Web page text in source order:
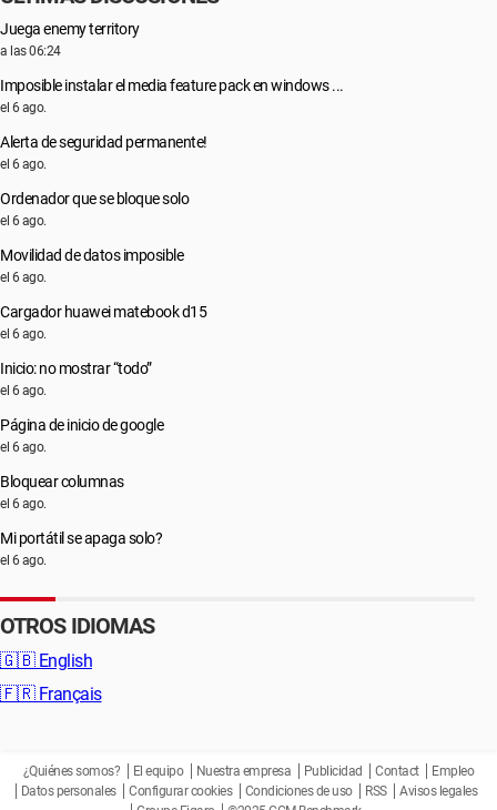
Juega enemy territory
a las 06:24
Imposible instalar el media feature pack en windows ...
el 6 ago.
Alerta de seguridad permanente!
el 6 ago.
Ordenador que se bloque solo
el 6 ago.
Movilidad de datos imposible
el 6 ago.
Cargador huawei matebook d15
el 6 ago.
Inicio: no mostrar “todo”
el 6 ago.
Página de inicio de google
el 6 ago.
Bloquear columnas
el 6 ago.
Mi portátil se apaga solo?
el 6 ago.
OTROS IDIOMAS
🇬🇧 English
🇫🇷 Français
¿Quiénes somos? El equipo Nuestra empresa Publicidad Contact
Empleo
Datos personales
Configurar cookies Condiciones de uso RSS
Avisos legales